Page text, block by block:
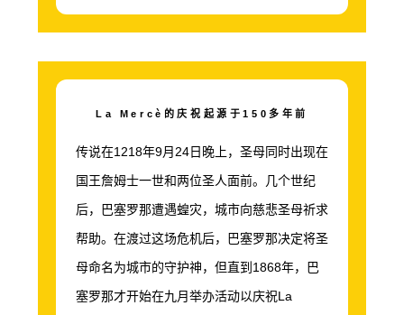
La Mercè 的庆祝起源于150多年前
传说在1218年9月 24日晚上，圣母同时出现在
国王詹姆士一世和两位圣人面前。几个世纪
后，巴塞罗那遭遇蝗灾，城市向慈悲圣母祈求
帮助。在渡过这场危机后，巴塞罗那决定将圣
母命名为城市的守护神，但直到 1868年，巴
塞罗那才开始在九月举办活动以庆祝La